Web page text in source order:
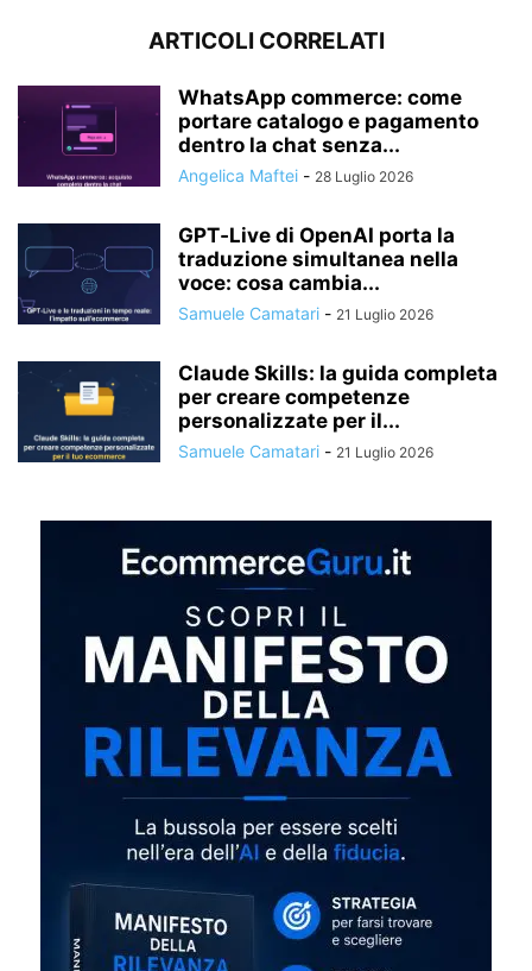
ARTICOLI CORRELATI
WhatsApp commerce: come
portare catalogo e pagamento
dentro la chat senza...
Angelica Maftei - 28 Luglio 2026
GPT‑Live di OpenAI porta la
traduzione simultanea nella
voce: cosa cambia...
Samuele Camatari - 21 Luglio 2026
Claude Skills: la guida completa
per creare competenze
personalizzate per il...
Samuele Camatari - 21 Luglio 2026